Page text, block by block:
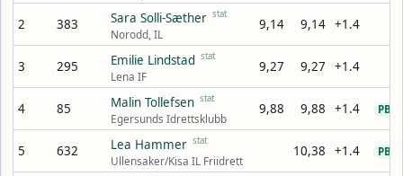
2 383 Sara Solli-Sæther stat
Norodd, IL
9,14 9,14 +1.4
3 295 Emilie Lindstad stat
Lena IF
9,27 9,27 +1.4
4 85 Malin Tollefsen stat
Egersunds Idrettsklubb
9,88 9,88 +1.4 PB
5 632 Lea Hammer stat
Ullensaker/Kisa IL Friidrett
10,38 +1.4 PB